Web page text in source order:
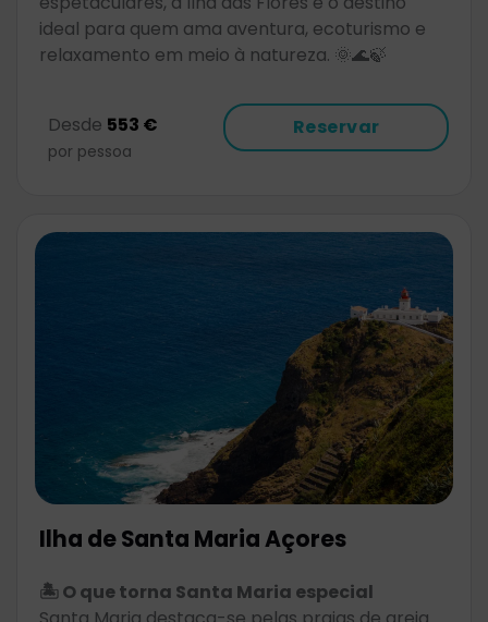
ideal para quem ama aventura, ecoturismo e
relaxamento em meio à natureza. 🌞🌊🍃
Desde 553 €
por pessoa
Reservar
Ilha de Santa Maria Açores
🏝️ O que torna Santa Maria especial